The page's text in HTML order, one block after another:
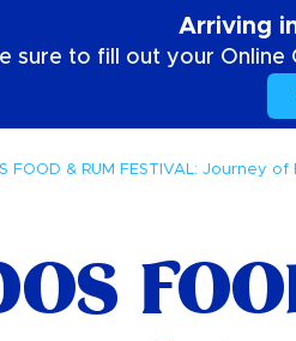
Arriving
sure to fill out your
FOOD & RUM FESTIVAL: Journey